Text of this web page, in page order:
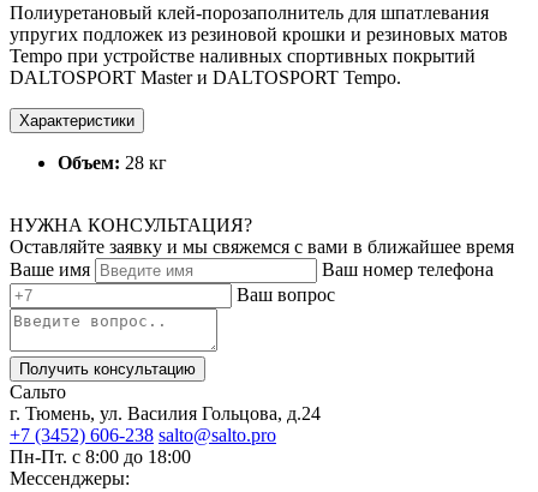
Полиуретановый клей-порозаполнитель для шпатлевания
упругих подложек из резиновой крошки и резиновых матов
Tempo при устройстве наливных спортивных покрытий
DALTOSPORT Master и DALTOSPORT Tempo.
Характеристики
Объем: 28 кг
НУЖНА КОНСУЛЬТАЦИЯ?
Оставляйте заявку и мы свяжемся с вами в ближайшее время
Ваше имя
Ваш номер телефона
Ваш вопрос
Получить консультацию
Сальто
г. Тюмень, ул. Василия Гольцова, д.24
+7 (3452) 606-238 salto@salto.pro
Пн-Пт. с 8:00 до 18:00
Мессенджеры: